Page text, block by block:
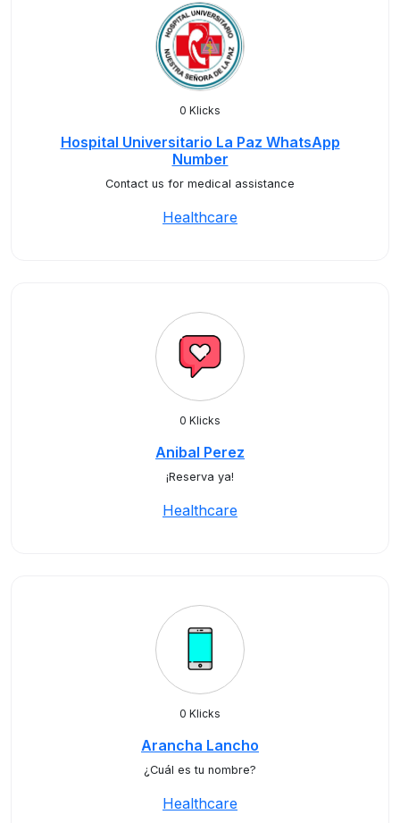
0 Klicks
Hospital Universitario La Paz WhatsApp
Number
Contact us for medical assistance
Healthcare
0 Klicks
Anibal Perez
¡Reserva ya!
Healthcare
0 Klicks
Arancha Lancho
¿Cuál es tu nombre?
Healthcare